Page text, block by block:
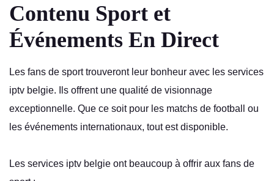
Contenu Sport et
Événements En Direct
Les fans de sport trouveront leur bonheur avec les services
iptv belgie. Ils offrent une qualité de visionnage
exceptionnelle. Que ce soit pour les matchs de football ou
les événements internationaux, tout est disponible.
Les services iptv belgie ont beaucoup à offrir aux fans de